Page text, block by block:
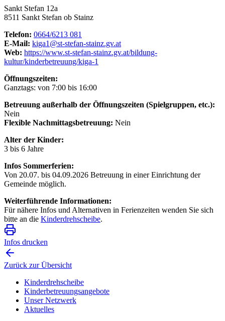
Sankt Stefan 12a
8511 Sankt Stefan ob Stainz
Telefon: 0664/6213 081
E-Mail: kiga1@st-stefan-stainz.gv.at
Web: https://www.st-stefan-stainz.gv.at/bildung-
kultur/kinderbetreuung/kiga-1
Öffnungszeiten:
Ganztags: von 7:00 bis 16:00
Betreuung außerhalb der Öffnungszeiten (Spielgruppen, etc.):
Nein
Flexible Nachmittagsbetreuung: Nein
Alter der Kinder:
3 bis 6 Jahre
Infos Sommerferien:
Von 20.07. bis 04.09.2026 Betreuung in einer Einrichtung der
Gemeinde möglich.
Weiterführende Informationen:
Für nähere Infos und Alternativen in Ferienzeiten wenden Sie sich
bitte an die Kinderdrehscheibe.
Infos drucken
Zurück zur Übersicht
Kinderdrehscheibe
Kinderbetreuungs­angebote
Unser Netzwerk
Aktuelles